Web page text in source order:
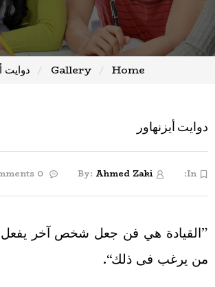
Home
Gallery دوايت
دوايت أيزنهاور
In:
By: Ahmed Zaki
”القيادة هي فن جعل شخص آخر يفعل
من يرغب فى ذلك“.